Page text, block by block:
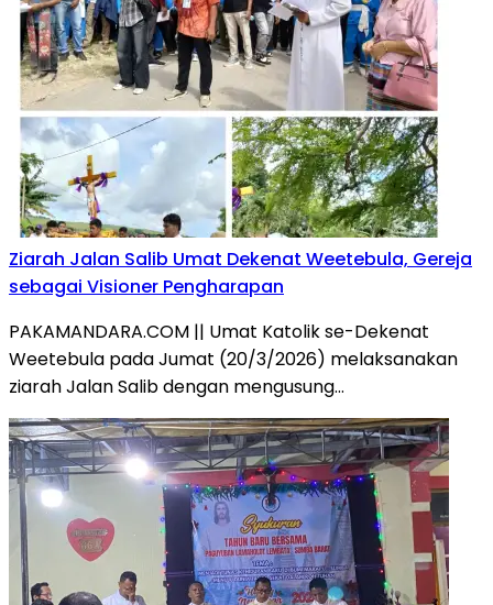
Ziarah Jalan Salib Umat Dekenat Weetebula, Gereja
sebagai Visioner Pengharapan
PAKAMANDARA.COM || Umat Katolik se-Dekenat
Weetebula pada Jumat (20/3/2026) melaksanakan
ziarah Jalan Salib dengan mengusung…